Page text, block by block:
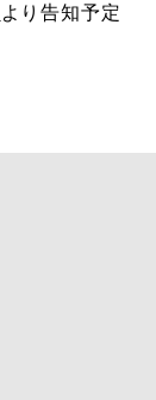
より告知予定